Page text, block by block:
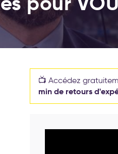
📺 Accédez
min de retours